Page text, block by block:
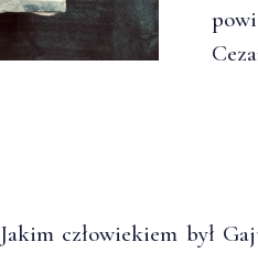
Jakim człowiekiem był